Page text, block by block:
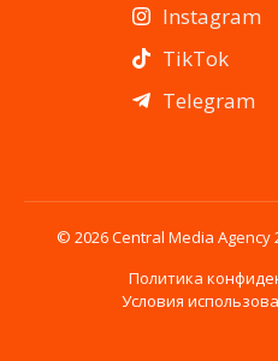
Instagram
TikTok
Telegram
© 2026 Central Media
Политика
Условия